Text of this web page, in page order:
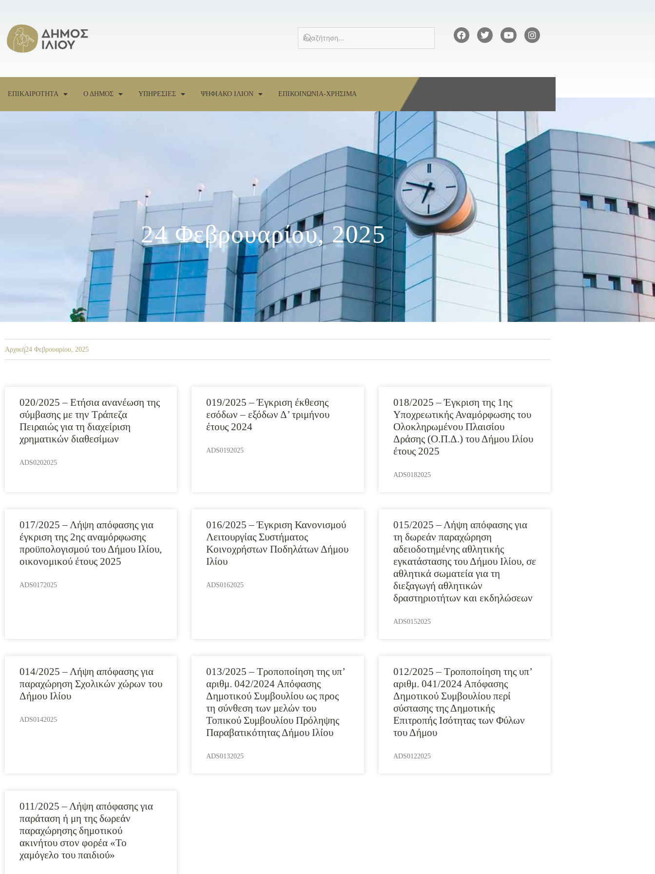
ΕΠΙΚΑΙΡΟΤΗΤΑ Ο ΔΗΜΟΣ ΥΠΗΡΕΣΙΕΣ ΨΗΦΙΑΚΟ ΙΛΙΟΝ ΕΠΙΚΟΙΝΩΝΙΑ-ΧΡΗΣΙΜΑ
24 Φεβρουαρίου, 2025
Αρχική24 Φεβρουαρίου, 2025
020/2025 – Ετήσια ανανέωση της
σύμβασης με την Τράπεζα
Πειραιώς για τη διαχείριση
χρηματικών διαθεσίμων
ADS0202025
019/2025 – Έγκριση έκθεσης
εσόδων – εξόδων Δ’ τριμήνου
έτους 2024
ADS0192025
018/2025 – Έγκριση της 1ης
Υποχρεωτικής Αναμόρφωσης του
Ολοκληρωμένου Πλαισίου
Δράσης (Ο.Π.Δ.) του Δήμου Ιλίου
έτους 2025
ADS0182025
017/2025 – Λήψη απόφασης για
έγκριση της 2ης αναμόρφωσης
προϋπολογισμού του Δήμου Ιλίου,
οικονομικού έτους 2025
ADS0172025
016/2025 – Έγκριση Κανονισμού
Λειτουργίας Συστήματος
Κοινοχρήστων Ποδηλάτων Δήμου
Ιλίου
ADS0162025
015/2025 – Λήψη απόφασης για
τη δωρεάν παραχώρηση
αδειοδοτημένης αθλητικής
εγκατάστασης του Δήμου Ιλίου, σε
αθλητικά σωματεία για τη
διεξαγωγή αθλητικών
δραστηριοτήτων και εκδηλώσεων
ADS0152025
014/2025 – Λήψη απόφασης για
παραχώρηση Σχολικών χώρων του
Δήμου Ιλίου
ADS0142025
013/2025 – Τροποποίηση της υπ’
αριθμ. 042/2024 Απόφασης
Δημοτικού Συμβουλίου ως προς
τη σύνθεση των μελών του
Τοπικού Συμβουλίου Πρόληψης
Παραβατικότητας Δήμου Ιλίου
ADS0132025
012/2025 – Τροποποίηση της υπ’
αριθμ. 041/2024 Απόφασης
Δημοτικού Συμβουλίου περί
σύστασης της Δημοτικής
Επιτροπής Ισότητας των Φύλων
του Δήμου
ADS0122025
011/2025 – Λήψη απόφασης για
παράταση ή μη της δωρεάν
παραχώρησης δημοτικού
ακινήτου στον φορέα «Το
χαμόγελο του παιδιού»